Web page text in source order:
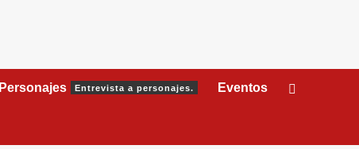
Personajes Entrevista a personajes. Eventos